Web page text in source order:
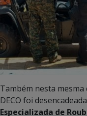
Também nesta mesma
DECO foi
Especializada de